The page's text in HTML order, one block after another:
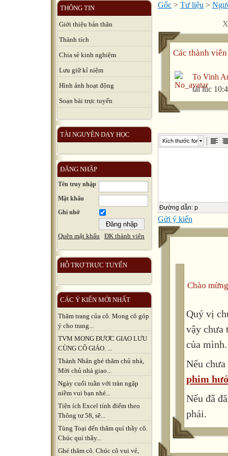
THÔNG TIN
Giới thiệu bản thân
Thành tích
Chia sẻ kinh nghiệm
Lưu giữ kỉ niệm
Hình ảnh hoạt động
Soạn bài trực tuyến
TÀI NGUYÊN DẠY HỌC
ĐĂNG NHẬP
Tên truy nhập
Mật khẩu
Ghi nhớ
Quên mật khẩu ĐK thành viên
HỖ TRỢ TRỰC TUYẾN
CÁC Ý KIẾN MỚI NHẤT
Thăm trang của cô. Mong cô góp
ý cho trang...
TVM MONG ĐƯỢC GIAO LƯU
CÙNG CÔ GIÁO. ...
Thành Nhân ghé thăm chủ nhà,
Mời chủ nhà giao...
Ngày cuối tuần với tràn ngập
niềm vui bạn nhé...
Tiện ích Excel tính điểm theo
Thông tư 58, sẽ...
Tùng Toại đến thăm quí thầy cô.
Chúc quí thầy...
Ghé thăm cô. Chúc cô vui vẻ,
Gốc > Tư liệu >
Các thành
To Vinh
tải lúc
Kích thước font
Đường dẫn: p
Gửi ý kiến
Chào
Quý vị
vậy chưa
của mình.
Nếu
phim
Nếu đã
phải.